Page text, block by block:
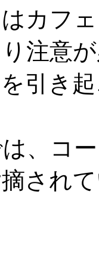
カフ
注意
引き
、コ
され